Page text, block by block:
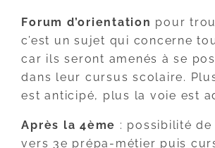
Forum d’orientation pour
c’est un sujet qui concerne
car ils seront amenés à se
dans leur cursus scolaire.
est anticipé, plus la voie est
Après la 4ème : possibilité de
vers 3e prépa-métier puis